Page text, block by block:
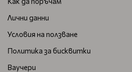
Лични данни
Условия на ползване
Политика за бисквитки
Ваучери